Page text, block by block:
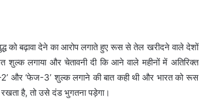
को बढ़ावा देने का आरोप लगाते हुए रूस से तेल खरीदने वाले देशों
लगाया और चेतावनी दी कि आने वाले महीनों में अतिरिक्त
और ‘फेज-3’ शुल्क लगाने की बात कही थी और भारत को रूस
है, तो उसे दंड भुगतना पड़ेगा।